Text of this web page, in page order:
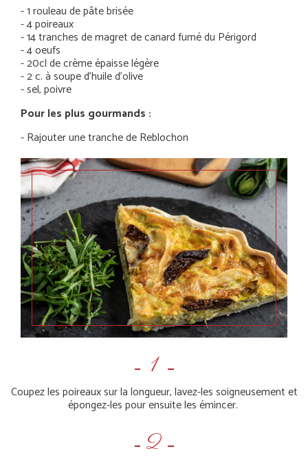
- 1 rouleau de pâte brisée
- 4 poireaux
- 14 tranches de magret de canard fumé du Périgord
- 4 oeufs
- 20cl de crème épaisse légère
- 2 c. à soupe d'huile d'olive
- sel, poivre
Pour les plus gourmands :
- Rajouter une tranche de Reblochon
Coupez les poireaux sur la longueur, lavez-les soigneusement et
épongez-les pour ensuite les émincer.